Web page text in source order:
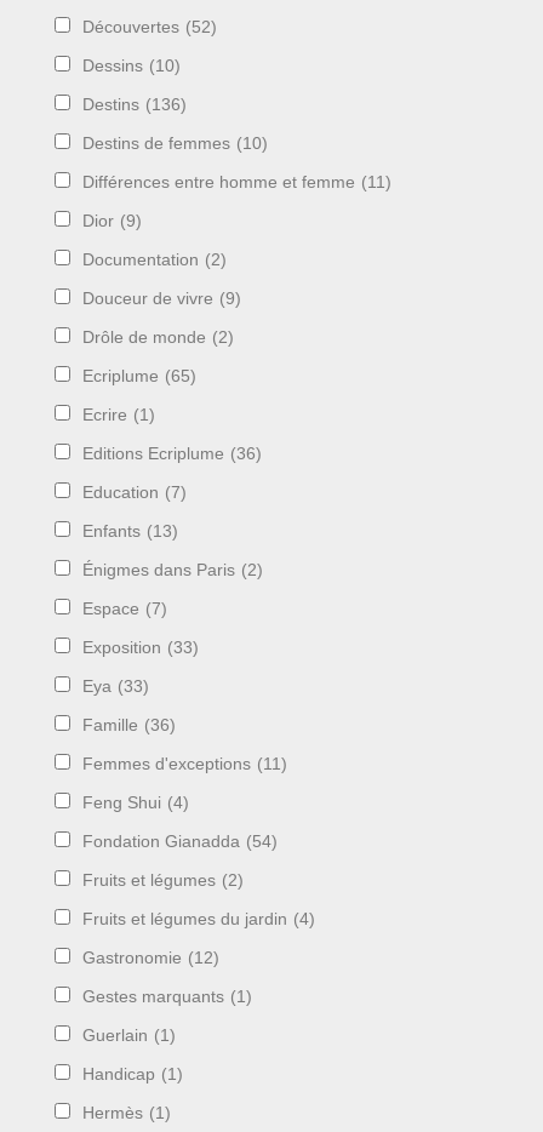
Découvertes (52)
Dessins (10)
Destins (136)
Destins de femmes (10)
Différences entre homme et femme (11)
Dior (9)
Documentation (2)
Douceur de vivre (9)
Drôle de monde (2)
Ecriplume (65)
Ecrire (1)
Editions Ecriplume (36)
Education (7)
Enfants (13)
Énigmes dans Paris (2)
Espace (7)
Exposition (33)
Eya (33)
Famille (36)
Femmes d'exceptions (11)
Feng Shui (4)
Fondation Gianadda (54)
Fruits et légumes (2)
Fruits et légumes du jardin (4)
Gastronomie (12)
Gestes marquants (1)
Guerlain (1)
Handicap (1)
Hermès (1)